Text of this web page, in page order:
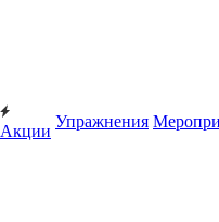
Акции
Упражнения